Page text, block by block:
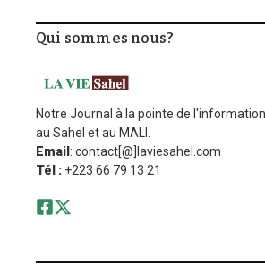
Qui sommes nous?
Notre Journal à la pointe de l'information
au Sahel et au MALI.
Email : contact[@]laviesahel.com
Tél : +223 66 79 13 21